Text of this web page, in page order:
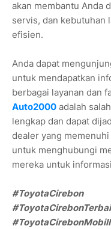
akan membantu Anda
servis, dan kebutuhan
efisien.
Anda dapat
untuk mendapatkan
berbagai layanan dan
Auto2000 adalah
lengkap dan dapat
dealer yang
untuk menghubungi
mereka untuk
#ToyotaCirebon